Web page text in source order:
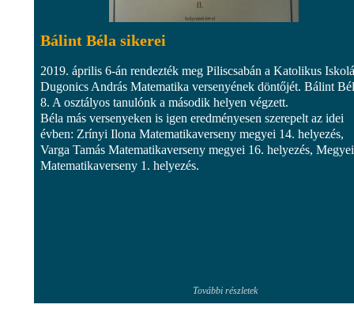
Bálint Béla sikerei
2019. április 6-án rendezték meg Piliscsabán a Katolikus
Dugonics András Matematika versenyének döntőjét. Bálint
8. A osztályos tanulónk a második helyen végzett.
Béla más versenyeken is igen eredményesen szerepelt az idei
évben: Zrínyi Ilona Matematikaverseny megyei 14. helyezés,
Varga Tamás Matematikaverseny megyei 16. helyezés, Megyei
Matematikaverseny 1. helyezés.
További részletek